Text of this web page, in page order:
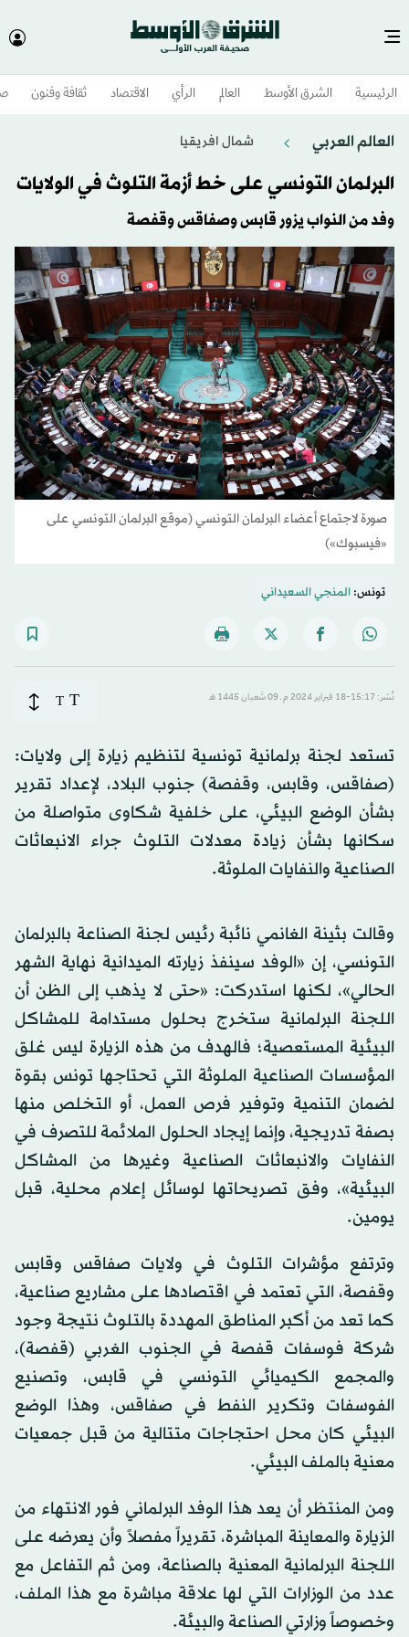
الرئيسية الشرق الأوسط​ العالم الرأي الاقتصاد ثقافة وفنون
العالم العربي شمال افريقيا
البرلمان التونسي على خط أزمة التلوث في الولايات
وفد من النواب يزور قابس وصفاقس وقفصة
صورة لاجتماع أعضاء البرلمان التونسي (موقع البرلمان التونسي على
«فيسبوك»)
تونس:المنجي السعيداني
نُشر: 15:17-18 فبراير 2024 م ـ 09 شَعبان 1445 هـ T
T
تستعد لجنة برلمانية تونسية لتنظيم زيارة إلى ولايات:
(صفاقس، وقابس، وقفصة) جنوب البلاد، لإعداد تقرير
بشأن الوضع البيئي، على خلفية شكاوى متواصلة من
سكانها بشأن زيادة معدلات التلوث جراء الانبعاثات
الصناعية والنفايات الملوثة.
وقالت بثينة الغانمي نائبة رئيس لجنة الصناعة بالبرلمان
التونسي، إن «الوفد سينفذ زيارته الميدانية نهاية الشهر
الحالي»، لكنها استدركت: «حتى لا يذهب إلى الظن أن
اللجنة البرلمانية ستخرج بحلول مستدامة للمشاكل
البيئية المستعصية؛ فالهدف من هذه الزيارة ليس غلق
المؤسسات الصناعية الملوثة التي تحتاجها تونس بقوة
لضمان التنمية وتوفير فرص العمل، أو التخلص منها
بصفة تدريجية، وإنما إيجاد الحلول الملائمة للتصرف في
النفايات والانبعاثات الصناعية وغيرها من المشاكل
البيئية»، وفق تصريحاتها لوسائل إعلام محلية، قبل
يومين.
وترتفع مؤشرات التلوث في ولايات صفاقس وقابس
وقفصة، التي تعتمد في اقتصادها على مشاريع صناعية،
كما تعد من أكبر المناطق المهددة بالتلوث نتيجة وجود
شركة فوسفات قفصة في الجنوب الغربي (قفصة)،
والمجمع الكيميائي التونسي في قابس، وتصنيع
الفوسفات وتكرير النفط في صفاقس، وهذا الوضع
البيئي كان محل احتجاجات متتالية من قبل جمعيات
معنية بالملف البيئي.
ومن المنتظر أن يعد هذا الوفد البرلماني فور الانتهاء من
الزيارة والمعاينة المباشرة، تقريراً مفصلاً وأن يعرضه على
اللجنة البرلمانية المعنية بالصناعة، ومن ثم التفاعل مع
عدد من الوزارات التي لها علاقة مباشرة مع هذا الملف،
وخصوصاً وزارتي الصناعة والبيئة.